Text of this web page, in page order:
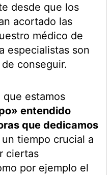
desde que los
acortado las
médico de
especialistas son
conseguir.
estamos
entendido
que dedicamos
un tiempo crucial a
ciertas
por ejemplo el